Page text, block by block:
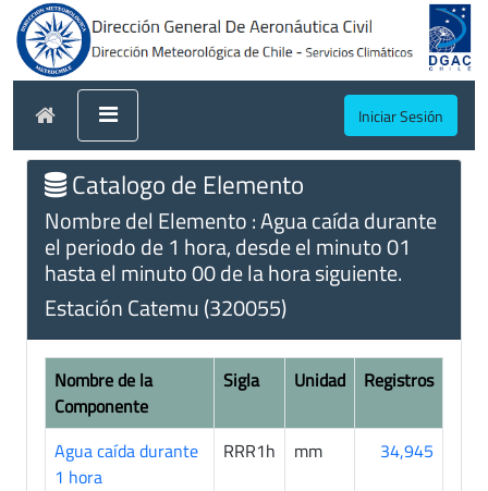
Iniciar Sesión
Catalogo de Elemento
Nombre del Elemento : Agua caída durante
el periodo de 1 hora, desde el minuto 01
hasta el minuto 00 de la hora siguiente.
Estación Catemu (320055)
Nombre de la
Componente
Sigla Unidad Registros
Agua caída durante
1 hora
RRR1h mm 34,945